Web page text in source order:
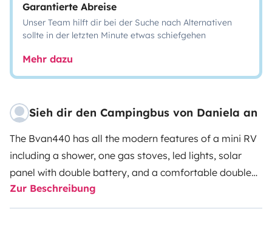
Garantierte Abreise
Unser Team hilft dir bei der Suche nach Alternativen
sollte in der letzten Minute etwas schiefgehen
Mehr dazu
Sieh dir den Campingbus von Daniela an
The Bvan440 has all the modern features of a mini RV
including a shower, one gas stoves, led lights, solar
panel with double battery, and a comfortable double
beds to sleep up to 2 people. The minivan base makes
it super easy to drive and it’s economical on gas too -
Zur Beschreibung